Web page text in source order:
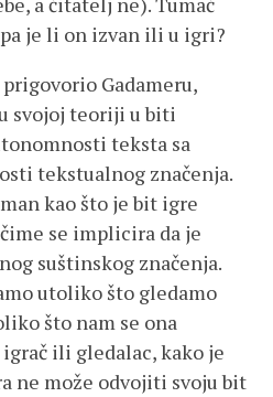
je li on izvan ili u igri?
Gadameru,
svojoj teoriji u biti
teksta sa
tekstualnog značenja.
kao što je bit igre
se implicira da je
suštinskog značenja.
utoliko što gledamo
što nam se ona
ili gledalac, kako je
ne može odvojiti svoju bit